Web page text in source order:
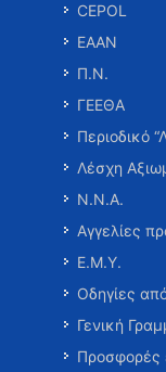
CEPOL
ΕΑΑΝ
Π.Ν.
ΓΕΕΘΑ
Περιοδικό
Λέσχη
Ν.Ν.Α.
Αγγελίες
Ε.Μ.Υ.
Οδηγίες
Γενική
Προσφορές